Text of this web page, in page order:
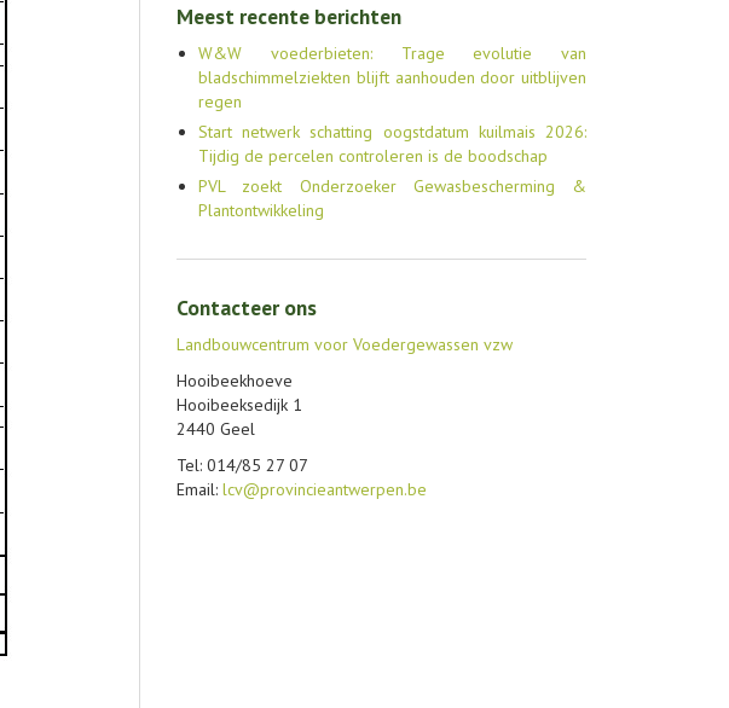
Meest recente berichten
W&W voederbieten: Trage evolutie van
bladschimmelziekten blijft aanhouden door uitblijven
regen
Start netwerk schatting oogstdatum kuilmais 2026:
Tijdig de percelen controleren is de boodschap
PVL zoekt Onderzoeker Gewasbescherming &
Plantontwikkeling
Contacteer ons
Landbouwcentrum voor Voedergewassen vzw
Hooibeekhoeve
Hooibeeksedijk 1
2440 Geel
Tel: 014/85 27 07
Email: lcv@provincieantwerpen.be